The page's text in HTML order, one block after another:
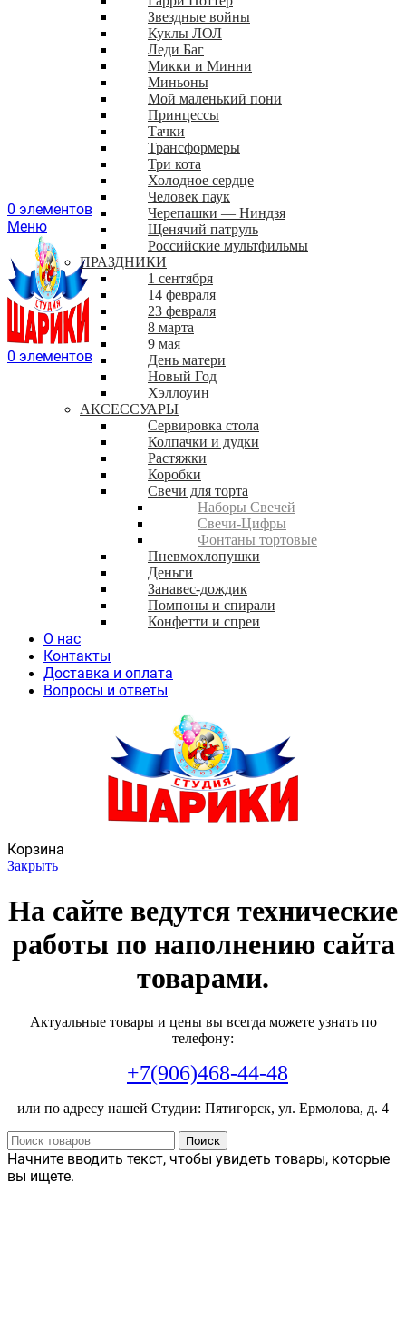
0 элементов
Меню
0 элементов
Звездные войны
Куклы ЛОЛ
Леди Баг
Микки и Минни
Миньоны
Мой маленький пони
Принцессы
Тачки
Трансформеры
Три кота
Холодное сердце
Человек паук
Черепашки — Ниндзя
Щенячий патруль
Российские мультфильмы
ПРАЗДНИКИ
1 сентября
14 февраля
23 февраля
8 марта
9 мая
День матери
Новый Год
Хэллоуин
АКСЕССУАРЫ
Сервировка стола
Колпачки и дудки
Растяжки
Коробки
Свечи для торта
Наборы Свечей
Свечи-Цифры
Фонтаны тортовые
Пневмохлопушки
Деньги
Занавес-дождик
Помпоны и спирали
Конфетти и спреи
О нас
Контакты
Доставка и оплата
Вопросы и ответы
Корзина
Закрыть
На сайте ведутся технические
работы по наполнению сайта
товарами.
Актуальные товары и цены вы всегда можете узнать по
телефону:
+7(906)468-44-48
или по адресу нашей Студии: Пятигорск, ул. Ермолова, д. 4
Поиск
Начните вводить текст, чтобы увидеть товары, которые
вы ищете.